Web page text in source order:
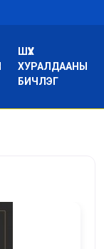
ШҮҮХ
ХУРАЛДААНЫ
БИЧЛЭГ